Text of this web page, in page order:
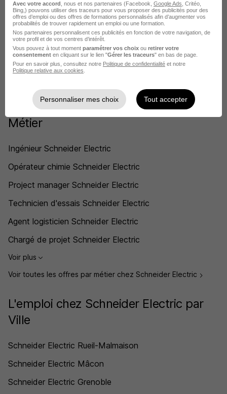
Schneider Electric Ingénieur production
Schneider Electric Technicien de maintenance itinérant
Schneider Electric Technicien de maintenance électrique
Schneider Electric Monteur
Postuler chez Schneider Electric par
Métier
Ingénieur Schneider Electric
Opérateur chimie Schneider Electric
Project manager Schneider Electric
Technicien d'essais Schneider Electric
Agent logisticien Schneider Electric
Chargé de projet Schneider Electric
Voir plus
Voir toutes les offres par métier chez Schneider Electric
L'emploi chez Schneider Electric par
Ville
Schneider Electric Rueil-Malmaison
Schneider Electric Mâcon
Schneider Electric Grenoble
Avec votre accord , nous et nos partenaires (Facebook, Google Ads , Critéo,
Bing,) pouvons utiliser des traceurs pour vous proposer des publicités pour des
offres d’emploi ou des offres de formations personnalisés afin d’augmenter vos
probabilités de trouver rapidement un emploi ou une formation.
Nos partenaires personnalisent ces publicités en fonction de votre navigation, de
votre profil et de vos centres d’intérêt.
Vous pouvez à tout moment paramétrer vos choix ou retirer votre
consentement en cliquant sur le lien "Gérer les traceurs" en bas de page.
Pour en savoir plus, consultez notre Politique de confidentialité et notre
Politique relative aux cookies
Personnaliser mes choix Tout accepter